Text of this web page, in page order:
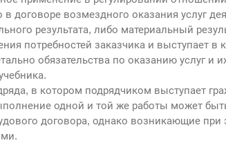
договоре возмездного оказания услуг
результата, либо материальный
потребностей заказчика и выступает в
обязательства по оказанию услуг и
в котором подрядчиком выступает
одной и той же работы может
договора, однако возникающие при